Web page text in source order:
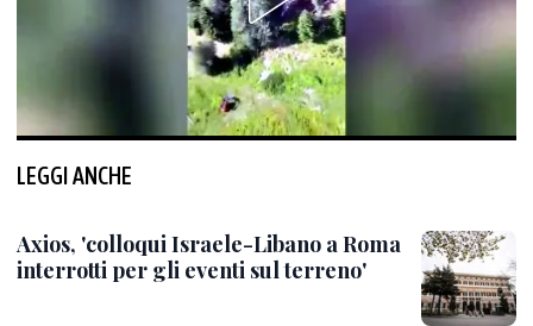
LEGGI ANCHE
Axios, 'colloqui Israele-Libano a Roma
interrotti per gli eventi sul terreno'